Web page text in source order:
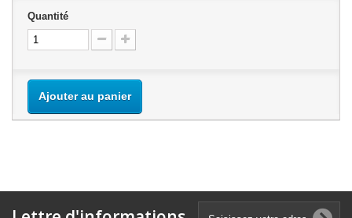
Quantité
Ajouter au panier